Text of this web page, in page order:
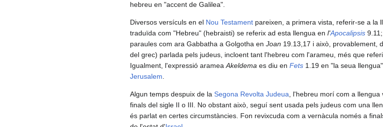
hebreu en "accent de Galilea".
Diversos versículs en el Nou Testament pareixen, a primera vista, referir-se a la
traduïda com "Hebreu" (hebraisti) se referix ad esta llengua en l'Apocalipsis
paraules com ara Gabbatha a Golgotha en Joan 19.13,17 i això, provablement,
del grec) parlada pels judeus, incloent tant l'hebreu com l'arameu, més que
Igualment, l'expressió aramea Akeldema es diu en Fets 1.19 en "la seua
Jerusalem
Algun temps despuix de la Segona Revolta Judeua , l'hebreu morí com a
finals del sigle II o III. No obstant això, seguí sent usada pels judeus com una
és parlat en certes circumstàncies. Fon revixcuda com a vernàcula només a